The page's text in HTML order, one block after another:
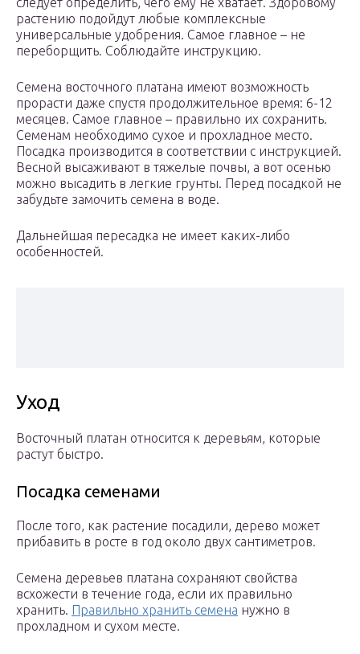
растению подойдут любые комплексные
универсальные удобрения. Самое главное – не
переборщить. Соблюдайте инструкцию.
Семена восточного платана имеют возможность
прорасти даже спустя продолжительное время: 6-12
месяцев. Самое главное – правильно их сохранить.
Семенам необходимо сухое и прохладное место.
Посадка производится в соответствии с инструкцией.
Весной высаживают в тяжелые почвы, а вот осенью
можно высадить в легкие грунты. Перед посадкой не
забудьте замочить семена в воде.
Дальнейшая пересадка не имеет каких-либо
особенностей.
Уход
Восточный платан относится к деревьям, которые
растут быстро.
Посадка семенами
После того, как растение посадили, дерево может
прибавить в росте в год около двух сантиметров.
Семена деревьев платана сохраняют свойства
всхожести в течение года, если их правильно
хранить. Правильно хранить семена нужно в
прохладном и сухом месте.